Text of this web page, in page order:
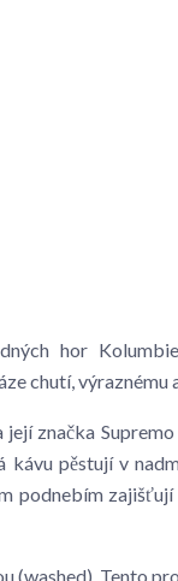
hor
chutí, výraznému
značka
pěstují v
podnebím
(washed). Tento